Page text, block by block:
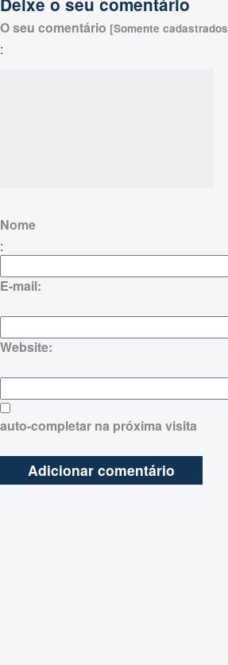
O seu comentário [Somente
:
Nome
:
E-mail:
Website:
auto-completar na próxima visita